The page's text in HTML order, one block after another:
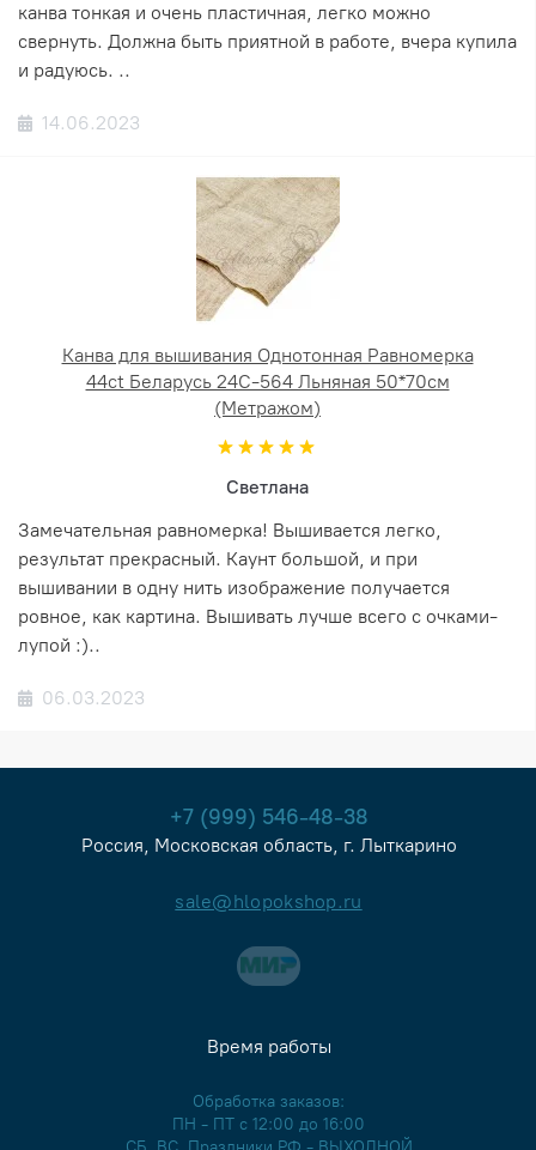
канва тонкая и очень пластичная, легко можно
свернуть. Должна быть приятной в работе, вчера купила
и радуюсь. ..
14.06.2023
Канва для вышивания Однотонная Равномерка
44ct Беларусь 24С-564 Льняная 50*70см
(Метражом)
Светлана
Замечательная равномерка! Вышивается легко,
результат прекрасный. Каунт большой, и при
вышивании в одну нить изображение получается
ровное, как картина. Вышивать лучше всего с очками-
лупой :)..
06.03.2023
+7 (999) 546-48-38
Россия, Московская область, г. Лыткарино
sale@hlopokshop.ru
Время работы
Обработка заказов:
ПН - ПТ с 12:00 до 16:00